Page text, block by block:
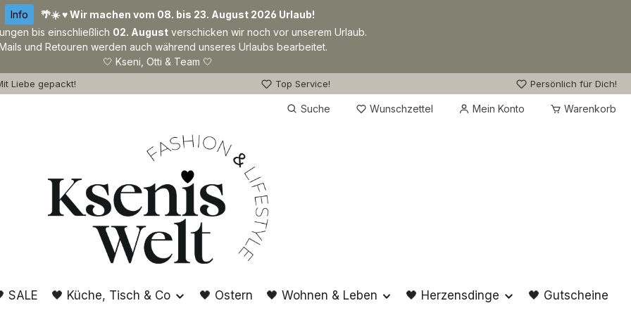
Info
🌴☀️ ♥ Wir machen vom 08. bis 23. August 2026 Urlaub!
bis einschließlich 02. August verschicken wir noch vor unserem Urlaub.
und Retouren werden auch während unseres Urlaubs bearbeitet.
🤍 Kseni, Otti & Team 🤍
Liebe gepackt! Top Service! Persönlich für Dich!
Suche Wunschzettel Du hast 0 Produkte auf dem Merkzettel
Mein Konto Warenkorb
SALE 🖤 Küche, Tisch & Co 🖤 Ostern 🖤 Wohnen & Leben 🖤 Herzensdinge 🖤 Gutscheine